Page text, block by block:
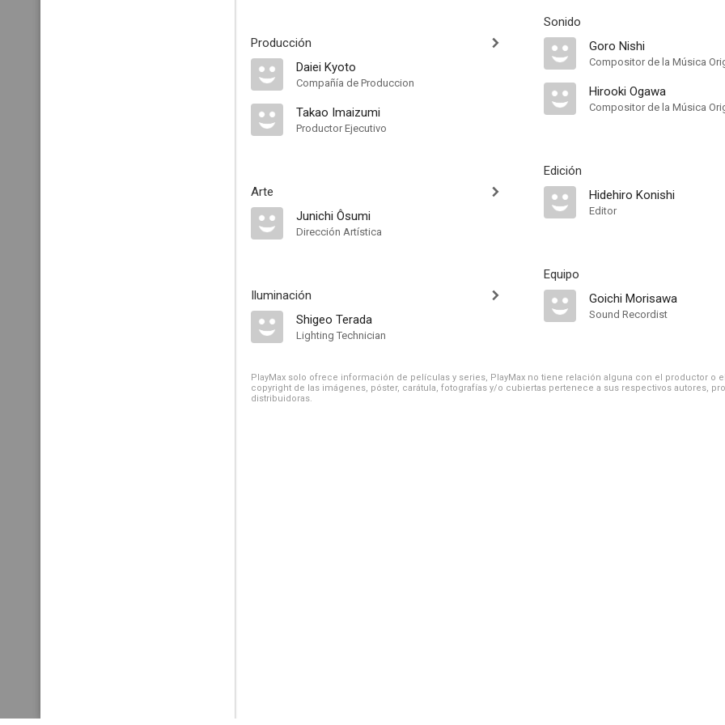
Producción
Daiei Kyoto
Compañía de Produccion
Takao Imaizumi
Productor Ejecutivo
Arte
Junichi Ôsumi
Dirección Artística
Iluminación
Shigeo Terada
Lighting Technician
Sonido
Goro Nishi
Compositor de la Música
Hirooki Ogawa
Compositor de la Música
Edición
Hidehiro Konishi
Editor
Equipo
Goichi Morisawa
Sound Recordist
PlayMax solo ofrece información de películas y series, PlayMax no tiene relación alguna con el productor o
copyright de las imágenes, póster, carátula, fotografías y/o cubiertas pertenece a sus respectivos autores,
distribuidoras.